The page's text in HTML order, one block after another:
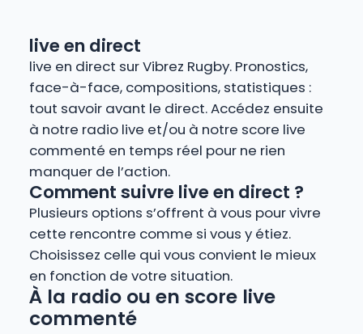
live en direct
live en direct sur Vibrez Rugby. Pronostics,
face-à-face, compositions, statistiques :
tout savoir avant le direct. Accédez ensuite
à notre radio live et/ou à notre score live
commenté en temps réel pour ne rien
manquer de l’action.
Comment suivre live en direct ?
Plusieurs options s’offrent à vous pour vivre
cette rencontre comme si vous y étiez.
Choisissez celle qui vous convient le mieux
en fonction de votre situation.
À la radio ou en score live
commenté